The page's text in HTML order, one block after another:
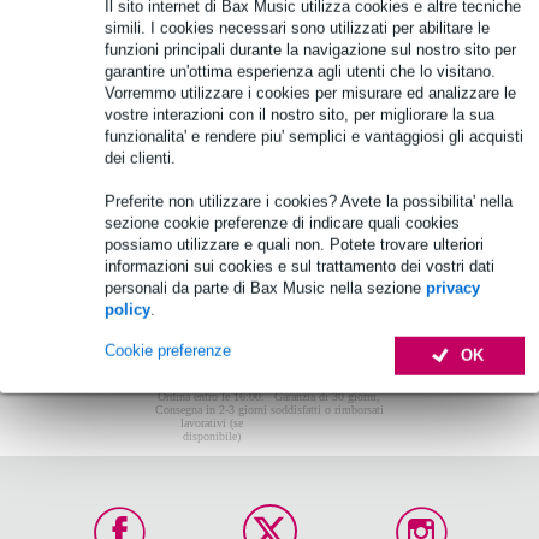
Il sito internet di Bax Music utilizza cookies e altre tecniche
simili. I cookies necessari sono utilizzati per abilitare le
funzioni principali durante la navigazione sul nostro sito per
garantire un'ottima esperienza agli utenti che lo visitano.
Vorremmo utilizzare i cookies per misurare ed analizzare le
vostre interazioni con il nostro sito, per migliorare la sua
funzionalita' e rendere piu' semplici e vantaggiosi gli acquisti
dei clienti.
Preferite non utilizzare i cookies? Avete la possibilita' nella
sezione cookie preferenze di indicare quali cookies
possiamo utilizzare e quali non. Potete trovare ulteriori
informazioni sui cookies e sul trattamento dei vostri dati
personali da parte di Bax Music nella sezione privacy
policy.
OK
Cookie preferenze
Non sono stati trovati articoli.
Ordina entro le 16:00:
Consegna in 2-3 giorni
lavorativi (se
disponibile)
Garanzia di 30 giorni,
soddisfatti o rimborsati